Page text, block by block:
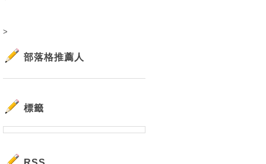
>
部落格推薦人
標籤